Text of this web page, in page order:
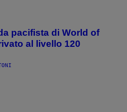
pacifista di World of
al livello 120